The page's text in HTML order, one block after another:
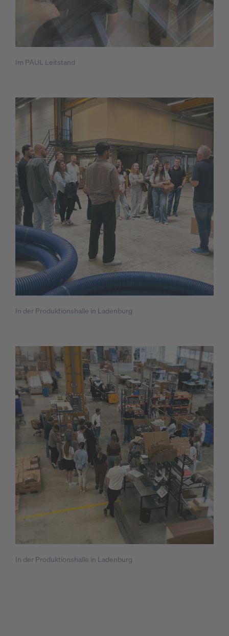
Im PAUL Leitstand
In der Produktionshalle in Ladenburg
In der Produktionshalle in Ladenburg